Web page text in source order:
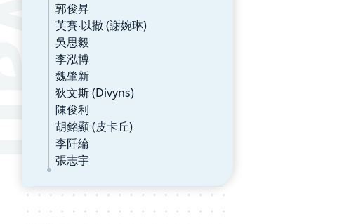
郭俊昇
芙賽‧以撒 (謝婉琳)
吳思毅
李泓博
魏肇新
狄文斯 (Divyns)
陳俊利
胡銘顯 (皮卡丘)
李阡綸
張志宇